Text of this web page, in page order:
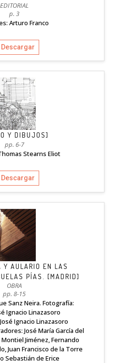
EDITORIAL
p. 3
Arturo Franco
Descargar
Y DIBUJOS]
pp. 6-7
Stearns Eliot
Descargar
Y AULARIO EN LAS
PÍAS. [MADRID]
OBRA
pp. 8-15
Sanz Neira. Fotografía:
Ignacio Linazasoro
Ignacio Linazasoro
José María García del
Jiménez, Fernando
Juan Francisco de la Torre
Sebastián de Erice